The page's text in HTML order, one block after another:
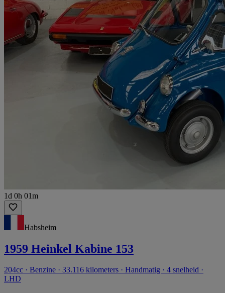
1d 0h 01m
Habsheim
1959 Heinkel Kabine 153
204cc · Benzine · 33.116 kilometers · Handmatig · 4 snelheid ·
LHD